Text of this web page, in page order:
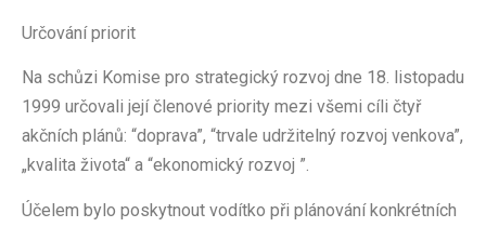
Určování priorit
Na schůzi Komise pro strategický rozvoj dne 18. listopadu
1999 určovali její členové priority mezi všemi cíli čtyř
akčních plánů: “doprava”, “trvale udržitelný rozvoj venkova”,
„kvalita života“ a “ekonomický rozvoj ”.
Účelem bylo poskytnout vodítko při plánování konkrétních